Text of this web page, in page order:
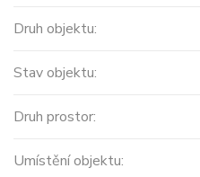
Druh objektu:
Stav objektu:
Druh prostor:
Umístění objektu: